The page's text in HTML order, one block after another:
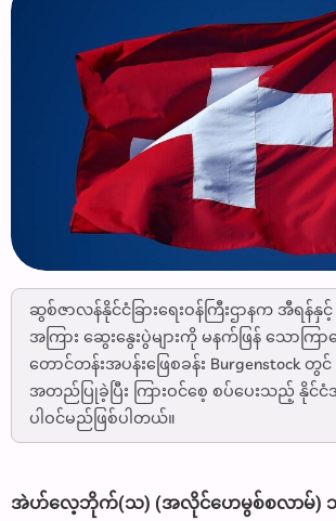
ဆွစ်ဇာလန်နိုင်ငံခြားရေးဝန်ကြီးဌာနက အီရန်
အကြား ဆွေးနွေးပွဲများကို မနက်ဖြန် သောက
တောင်တန်းအပန်းဖြေစခန်း Burgenstock
အတည်ပြုခဲ့ပြီး ကြားဝင်စေ့ စပ်ပေးသည့် နိုင်ငံ
ပါဝင်မည်ဖြစ်ပါတယ်။
အဲဟ်လေ့ဘိုက်(သ) (အလိုင်ဟေမွစ်စလာမ်) သတ